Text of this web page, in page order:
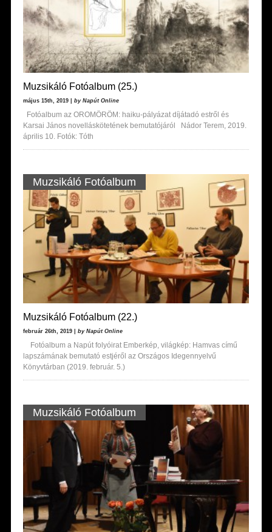
Muzsikáló Fotóalbum (25.)
május 15th, 2019 | by Napút Online
Fotóalbum az OROMÖRÖM: haiku-pályázat díjátadó estről és
Karsai János novelláskötetének bemutatójáról Nádor Terem, 2019.
április 10. Fotók: Tóth
Muzsikáló Fotóalbum
Muzsikáló Fotóalbum (22.)
február 26th, 2019 | by Napút Online
Fotóalbum a Napút folyóirat Emberkép, világkép: Hamvas című
lapszámának bemutató estjéről az Országos Idegennyelvű
Könyvtárban (2019. február. 5.)
Muzsikáló Fotóalbum